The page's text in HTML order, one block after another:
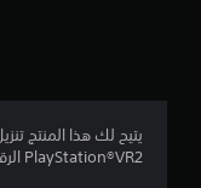
PlayStation®VR2 الرقميتين لهذه اللعبة.